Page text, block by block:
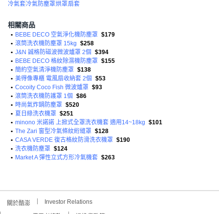
冷氣套冷氣防塵罩烘罩扇套
相關商品
• BEBE DECO 空氣淨化機防塵罩 $179
• 滾筒洗衣機防塵罩 15kg $258
• J&N 誠格防磁波微波爐罩 2個 $394
• BEBE DECO 格紋除濕機防塵罩 $155
• 簡約空氣清淨機防塵罩 $138
• 美得像專櫃 電風扇收納套 2個 $53
• Cocoity Coco Fish 微波爐罩 $93
• 滾筒洗衣機防護罩 1個 $86
• 時尚氣炸鍋防塵罩 $520
• 夏日綠洗衣機罩 $251
• minono 米諾諾 上掀式全罩洗衣機套 適用14~18kg $101
• The Zari 窗型冷氣條紋絎縫罩 $128
• CASA VERDE 復古格紋防滑洗衣機罩 $190
• 洗衣機防塵罩 $124
• Market A 彈性立式方形冷氣機套 $263
關於酷澎 Investor Relations